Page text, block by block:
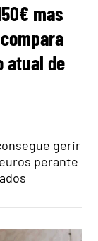
mas
atual de
gerir
perante